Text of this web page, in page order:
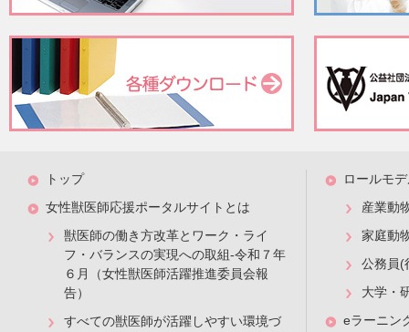
トップ
女性獣医師応援ポータルサイトとは
獣医師の働き方改革とワーク・ライ
フ・バランスの実現への取組-令和７年
６月（女性獣医師活躍推進委員会報
告）
すべての獣医師が活躍しやすい環境づ
ロールモ
産業動
家庭動
公務員(
大学・
eラーニン